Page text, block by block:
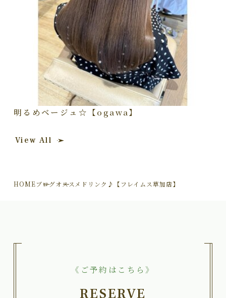
明るめベージュ☆【ogawa】
View All
HOMEブログオススメドリンク♪【フレイムス草加店】
《ご予約はこちら》
RESERVE